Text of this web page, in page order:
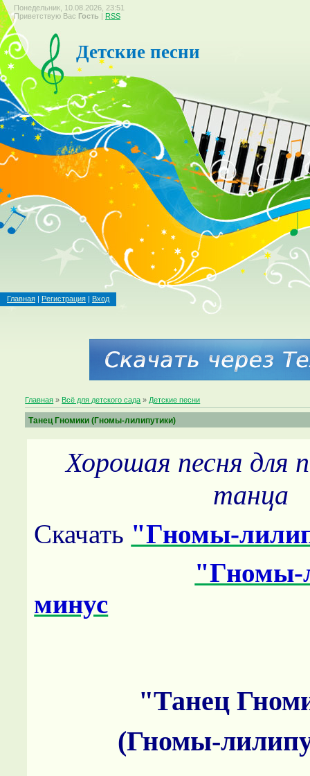
Понедельник, 10.08.2026, 23:51
Приветствую Вас Гость | RSS
Детские песни
Главная | Регистрация | Вход
Главная » Всё для детского сада » Детские песни
Танец Гномики (Гномы-лилипутики)
Хорошая песня для
танца
Скачать "Гномы-
"Гномы-
минус
"Танец
(Гномы-